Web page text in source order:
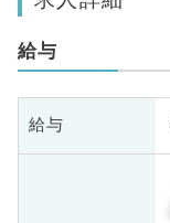
給与
給与